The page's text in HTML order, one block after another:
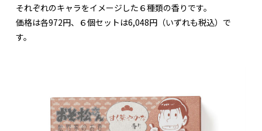
それぞれのキャラをイメージした６種類の香りです。
価格は各972円、６個セットは6,048円（いずれも税込）で
す。